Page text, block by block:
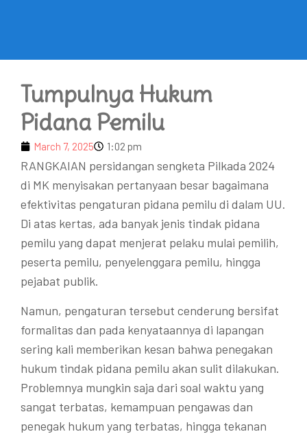
Tumpulnya Hukum
Pidana Pemilu
March 7, 2025 1:02 pm
RANGKAIAN persidangan sengketa Pilkada 2024
di MK menyisakan pertanyaan besar bagaimana
efektivitas pengaturan pidana pemilu di dalam UU.
Di atas kertas, ada banyak jenis tindak pidana
pemilu yang dapat menjerat pelaku mulai pemilih,
peserta pemilu, penyelenggara pemilu, hingga
pejabat publik.
Namun, pengaturan tersebut cenderung bersifat
formalitas dan pada kenyataannya di lapangan
sering kali memberikan kesan bahwa penegakan
hukum tindak pidana pemilu akan sulit dilakukan.
Problemnya mungkin saja dari soal waktu yang
sangat terbatas, kemampuan pengawas dan
penegak hukum yang terbatas, hingga tekanan